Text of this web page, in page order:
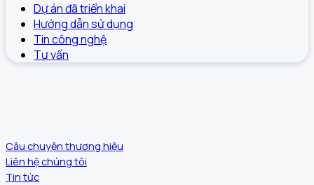
Dự án đã triển khai
Hướng dẫn sử dụng
Tin công nghệ
Tư vấn
Câu chuyện thương hiệu
Liên hệ chúng tôi
Tin tức